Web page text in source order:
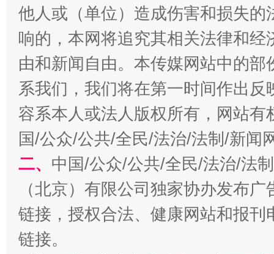
千年窑火 生生不息 一
揭开“小金库”的免责幌子
他人或（单位）造成伤害和损失
响的，本网将追究其相关法律和
由和新闻自由。本传媒网站中的
系我们，我们将在第一时间作出
容系本人或法人版权所有，网站
国/公众/公共/全民/法治/法制/新闻
二、 中国/公众/公共/全民/法治/法
（北京）有限公司独家协办发布
链接，授权合法、健康网站和报
链接。